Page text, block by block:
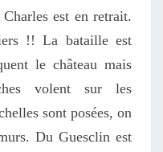
Charles est en retrait.
!! La bataille est
le château mais
volent sur les
sont posées, on
Du Guesclin est